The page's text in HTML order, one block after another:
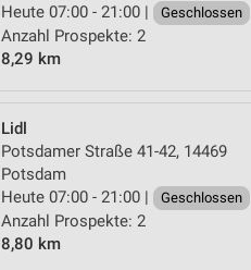
Heute 07:00 - 21:00 |
Geschlossen
Anzahl Prospekte: 2
8,29 km
Lidl
Potsdamer Straße 41-42, 14469
Potsdam
Heute 07:00 - 21:00 |
Geschlossen
Anzahl Prospekte: 2
8,80 km